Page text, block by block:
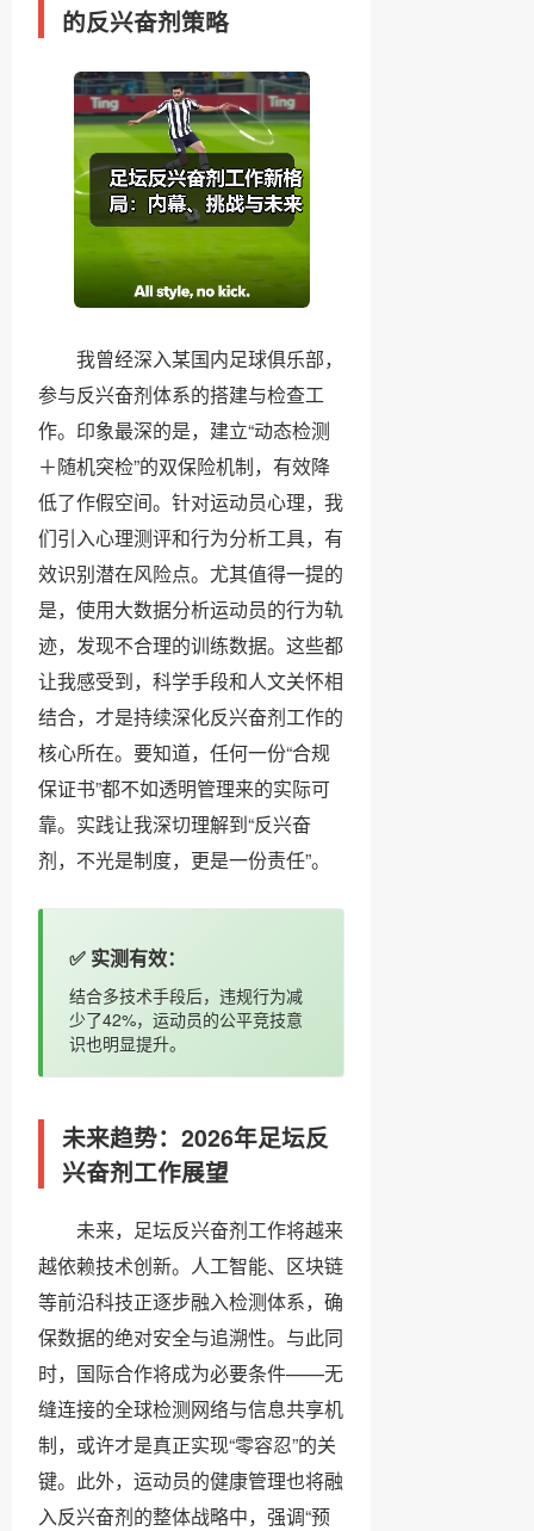
的反兴奋剂策略
我曾经深入某国内足球俱乐部，
参与反兴奋剂体系的搭建与检查工
作。印象最深的是，建立“动态检测
＋随机突检”的双保险机制，有效降
低了作假空间。针对运动员心理，我
们引入心理测评和行为分析工具，有
效识别潜在风险点。尤其值得一提的
是，使用大数据分析运动员的行为轨
迹，发现不合理的训练数据。这些都
让我感受到，科学手段和人文关怀相
结合，才是持续深化反兴奋剂工作的
核心所在。要知道，任何一份“合规
保证书”都不如透明管理来的实际可
靠。实践让我深切理解到“反兴奋
剂，不光是制度，更是一份责任”。
✅ 实测有效：
结合多技术手段后，违规行为减
少了42%，运动员的公平竞技意
识也明显提升。
未来趋势：2026年足坛反
兴奋剂工作展望
未来，足坛反兴奋剂工作将越来
越依赖技术创新。人工智能、区块链
等前沿科技正逐步融入检测体系，确
保数据的绝对安全与追溯性。与此同
时，国际合作将成为必要条件——无
缝连接的全球检测网络与信息共享机
制，或许才是真正实现“零容忍”的关
键。此外，运动员的健康管理也将融
入反兴奋剂的整体战略中，强调“预